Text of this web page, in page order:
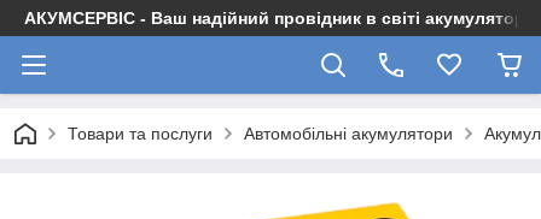
АКУМСЕРВІС - Ваш надійний провідник в світі акумуляторів
Товари та послуги Автомобільні акумулятори